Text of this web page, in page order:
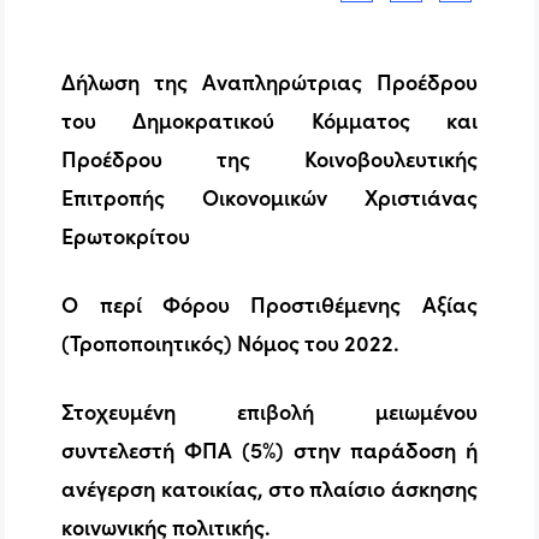
Δήλωση της Αναπληρώτριας Προέδρου
του Δημοκρατικού Κόμματος και
Προέδρου της Κοινοβουλευτικής
Επιτροπής Οικονομικών
Χριστιάνας
Ερωτοκρίτου
Ο περί Φόρου Προστιθέμενης Αξίας
(Τροποποιητικός) Νόμος του 2022.
Στοχευμένη επιβολή μειωμένου
συντελεστή ΦΠΑ (5%) στην παράδοση ή
ανέγερση κατοικίας, στο πλαίσιο άσκησης
κοινωνικής πολιτικής.